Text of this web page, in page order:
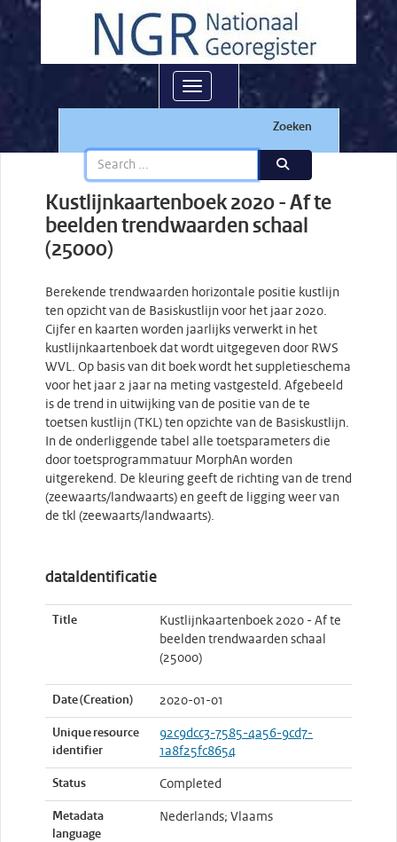
Toggle navigation
Zoeken
Kustlijnkaartenboek 2020 - Af te
beelden trendwaarden schaal
(25000)
Berekende trendwaarden horizontale positie kustlijn
ten opzicht van de Basiskustlijn voor het jaar 2020.
Cijfer en kaarten worden jaarlijks verwerkt in het
kustlijnkaartenboek dat wordt uitgegeven door RWS
WVL. Op basis van dit boek wordt het suppletieschema
voor het jaar 2 jaar na meting vastgesteld. Afgebeeld
is de trend in uitwijking van de positie van de te
toetsen kustlijn (TKL) ten opzichte van de Basiskustlijn.
In de onderliggende tabel alle toetsparameters die
door toetsprogrammatuur MorphAn worden
uitgerekend. De kleuring geeft de richting van de trend
(zeewaarts/landwaarts) en geeft de ligging weer van
de tkl (zeewaarts/landwaarts).
dataIdentificatie
Title
Kustlijnkaartenboek 2020 - Af te
beelden trendwaarden schaal
(25000)
Date (Creation) 2020-01-01
Unique resource
identifier
92c9dcc3-7585-4a56-9cd7-
1a8f25fc8654
Status Completed
Metadata
language
Nederlands; Vlaams